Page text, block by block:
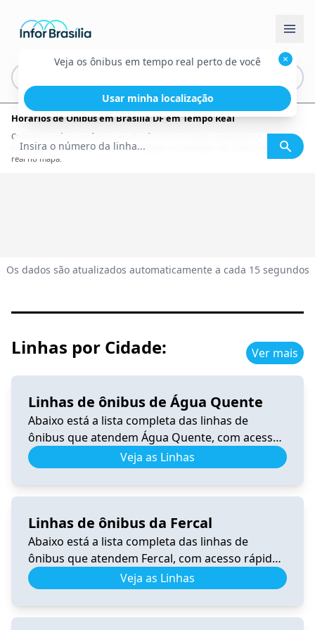
Horários de Ônibus em Brasília DF em Tempo Real
Consulte horários de ônibus em Brasília DF com dados atualizados,
informações por linha, itinerário completo e localização dos ônibus em tempo
real no mapa.
×
Veja os ônibus em tempo real perto de você
Usar minha localização
Os dados são atualizados automaticamente a cada 15 segundos
Linhas por Cidade: Ver mais
Linhas de ônibus de Água Quente
Abaixo está a lista completa das linhas de
ônibus que atendem Água Quente, com acesso
rápido a horários, itinerários e informações
atualizadas. 0.340 Horário de Ônibus 0.340
Real e Itinerário (2026) Ver horários 340.3
Horário de Ônibus 340.3 Recanto […]
Veja as Linhas
Linhas de ônibus da Fercal
Abaixo está a lista completa das linhas de
ônibus que atendem Fercal, com acesso rápido
a horários, itinerários e informações
atualizadas. 0.531 Horário de Ônibus 0.531
Veja as Linhas